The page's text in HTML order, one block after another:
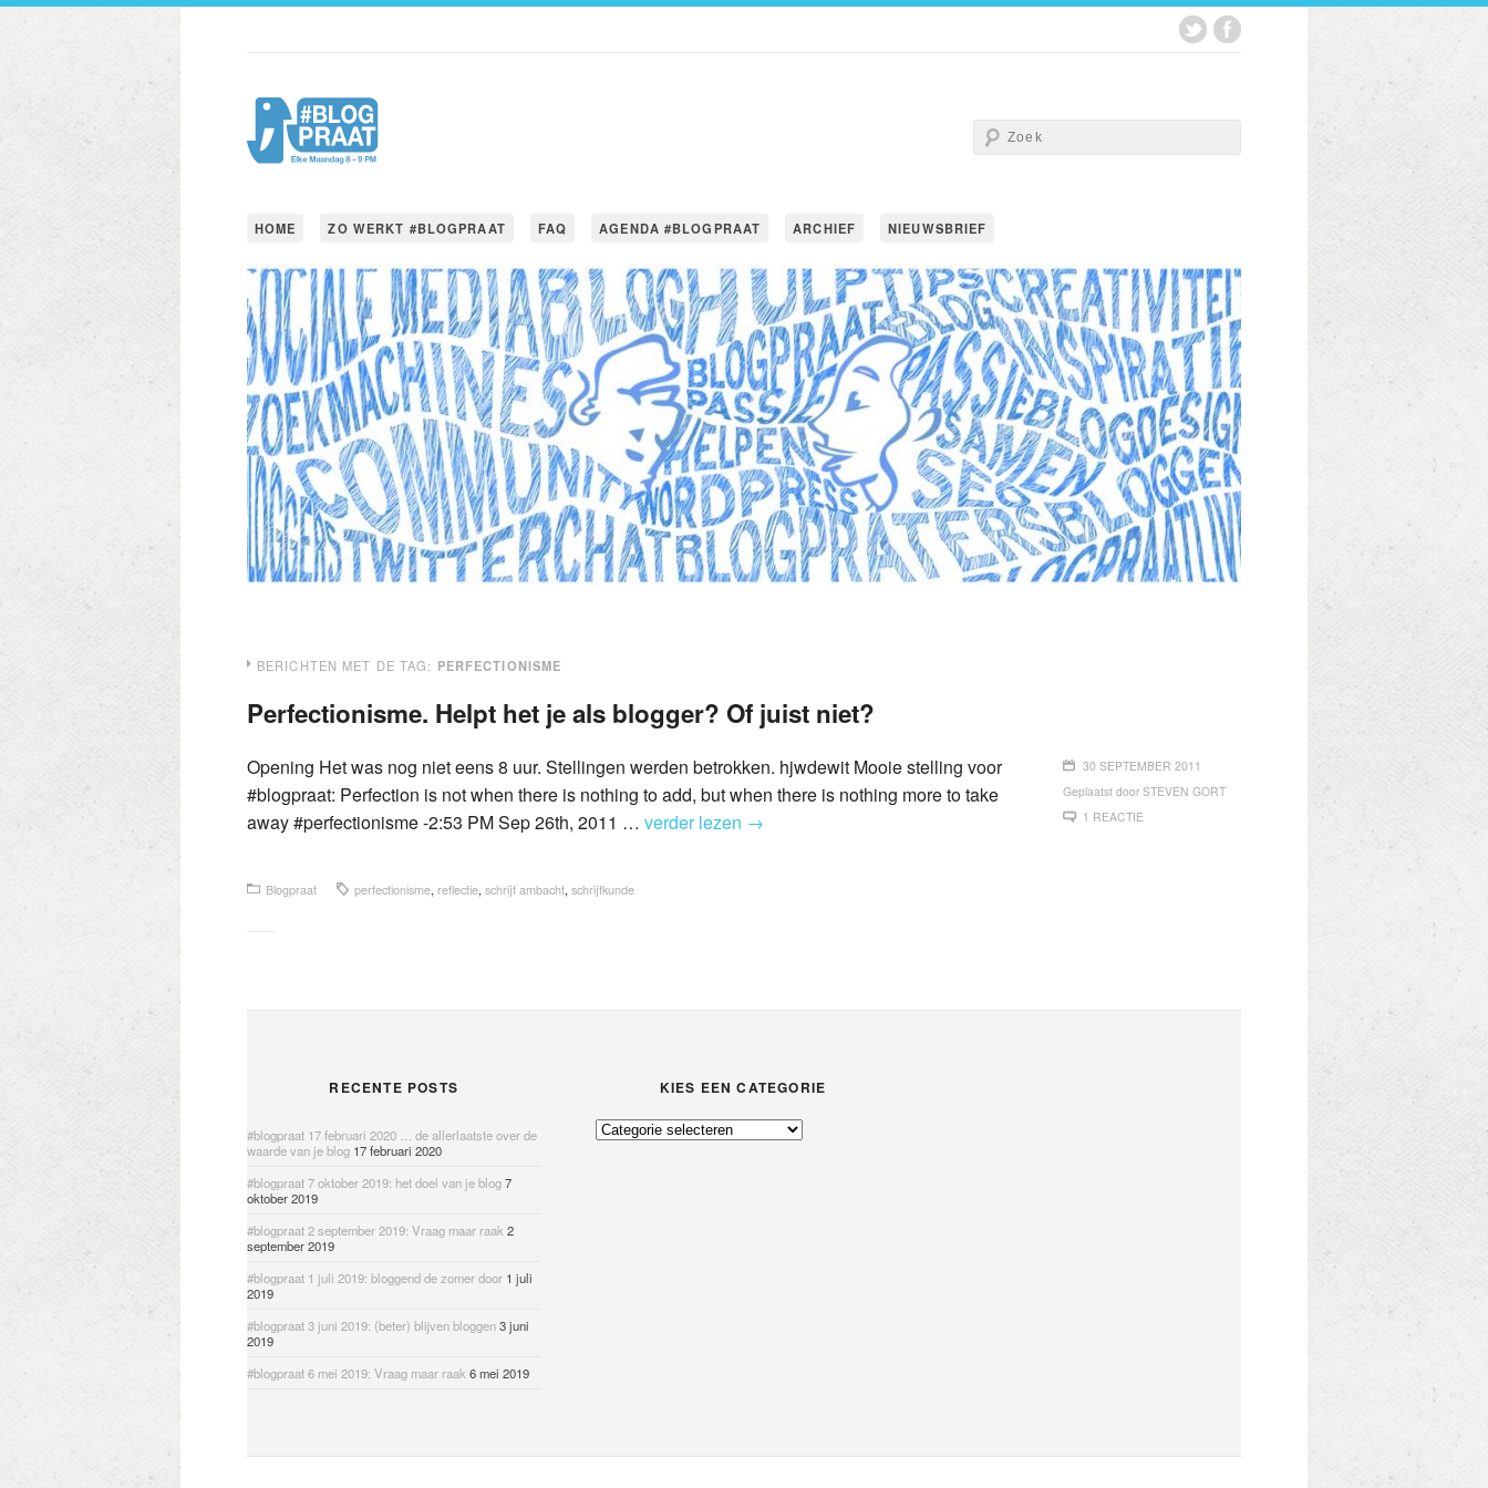
HOME ZO WERKT #BLOGPRAAT FAQ AGENDA #BLOGPRAAT ARCHIEF NIEUWSBRIEF
BERICHTEN MET DE TAG: PERFECTIONISME
Perfectionisme. Helpt het je als blogger? Of juist niet?
30 SEPTEMBER 2011
Geplaatst doorSTEVEN GORT
1 REACTIE
Opening Het was nog niet eens 8 uur. Stellingen werden betrokken. hjwdewit Mooie stelling voor
#blogpraat: Perfection is not when there is nothing to add, but when there is nothing more to take
away #perfectionisme -2:53 PM Sep 26th, 2011 … verder lezen →
Blogpraat perfectionisme, reflectie, schrijf ambacht, schrijfkunde
RECENTE POSTS
#blogpraat 17 februari 2020 … de allerlaatste over de
waarde van je blog 17 februari 2020
#blogpraat 7 oktober 2019: het doel van je blog7
oktober 2019
#blogpraat 2 september 2019: Vraag maar raak 2
september 2019
#blogpraat 1 juli 2019: bloggend de zomer door 1 juli
2019
#blogpraat 3 juni 2019: (beter) blijven bloggen3 juni
2019
#blogpraat 6 mei 2019: Vraag maar raak 6 mei 2019
KIES EEN CATEGORIE
Kies
een